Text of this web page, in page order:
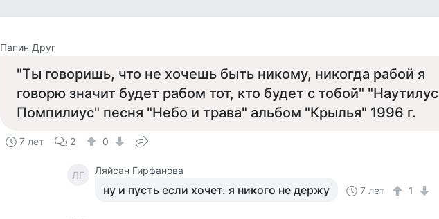
Папин Друг
"Ты говоришь, что не хочешь быть никому, никогда рабой я
говорю значит будет рабом тот, кто будет с тобой" "Наутилус
Помпилиус" песня "Небо и трава" альбом "Крылья" 1996 г.
7 лет 2 0
ЛГ Ляйсан Гирфанова
ну и пусть если хочет. я никого не держу 7 лет 1